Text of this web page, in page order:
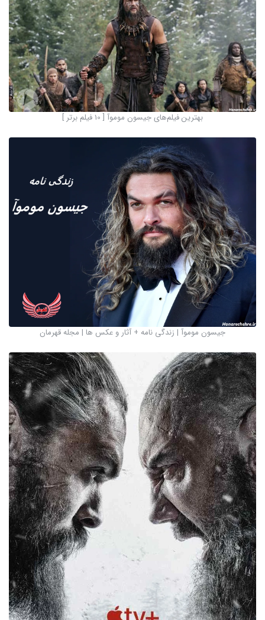
بهترین فیلم‌های جیسون موموآ [ 10 فیلم برتر ]
جیسون موموآ | زندگی نامه + آثار و عکس ها | مجله قهرمان